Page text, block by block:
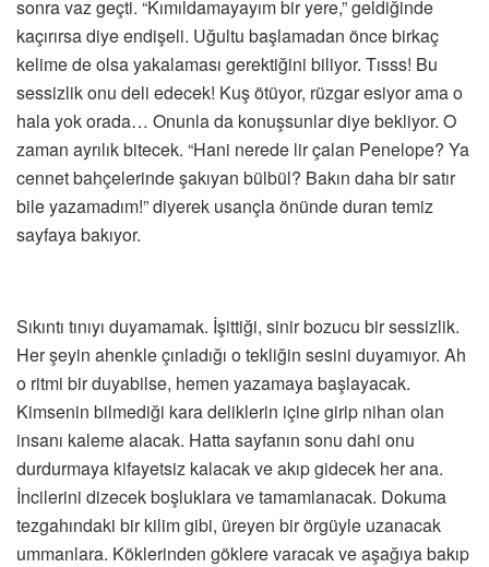
sonra vaz geçti. “Kımıldamayayım bir yere,” geldiğinde
kaçırırsa diye endişeli. Uğultu başlamadan önce birkaç
kelime de olsa yakalaması gerektiğini biliyor. Tısss! Bu
sessizlik onu deli edecek! Kuş ötüyor, rüzgar esiyor ama o
hala yok orada… Onunla da konuşsunlar diye bekliyor. O
zaman ayrılık bitecek. “Hani nerede lir çalan Penelope? Ya
cennet bahçelerinde şakıyan bülbül? Bakın daha bir satır
bile yazamadım!” diyerek usançla önünde duran temiz
sayfaya bakıyor.
Sıkıntı tınıyı duyamamak. İşittiği, sinir bozucu bir sessizlik.
Her şeyin ahenkle çınladığı o tekliğin sesini duyamıyor. Ah
o ritmi bir duyabilse, hemen yazamaya başlayacak.
Kimsenin bilmediği kara deliklerin içine girip nihan olan
insanı kaleme alacak. Hatta sayfanın sonu dahi onu
durdurmaya kifayetsiz kalacak ve akıp gidecek her ana.
İncilerini dizecek boşluklara ve tamamlanacak. Dokuma
tezgahındaki bir kilim gibi, üreyen bir örgüyle uzanacak
ummanlara. Köklerinden göklere varacak ve aşağıya bakıp